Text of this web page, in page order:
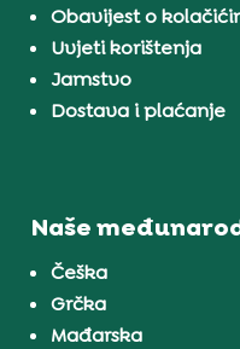
Obavijest o
Uvjeti korištenja
Jamstvo
Dostava i plaćanje
Naše
Češka
Grčka
Mađarska